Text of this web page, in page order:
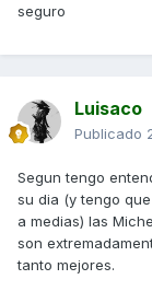
seguro
Luisaco
Publicado
Segun tengo
su dia (y tengo
a medias) las
son
tanto mejores.